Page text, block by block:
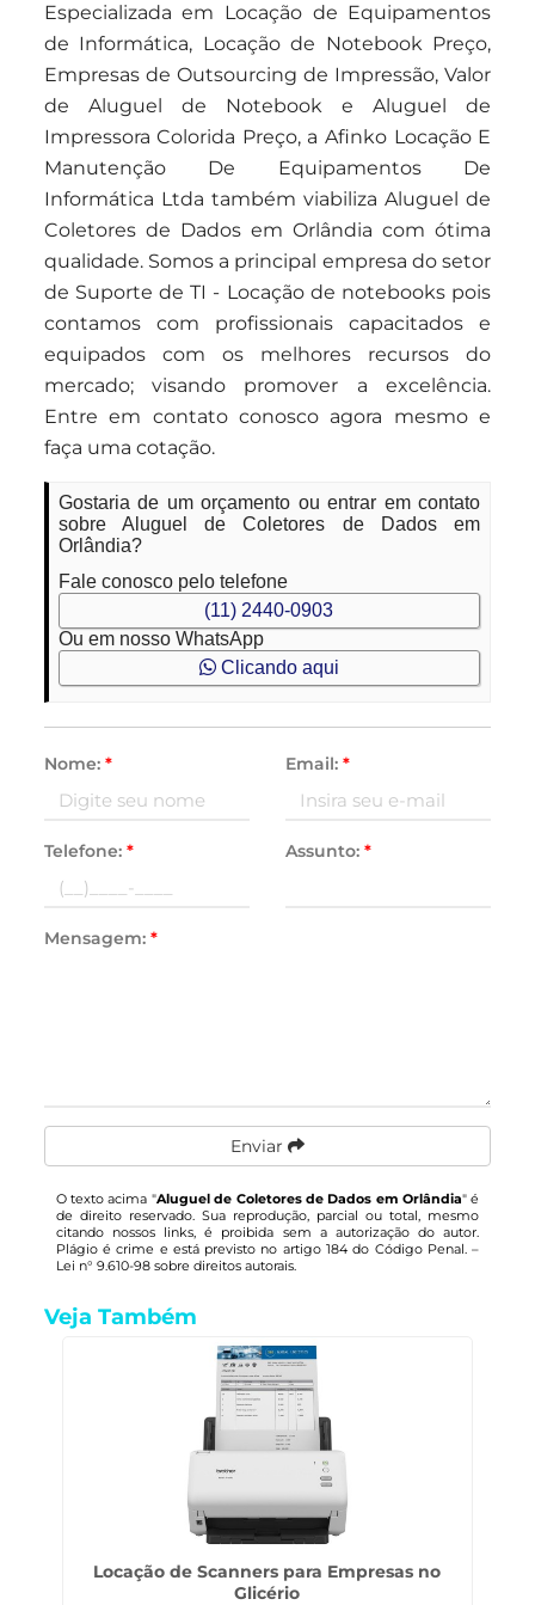
Especializada em Locação de Equipamentos
de Informática, Locação de Notebook Preço,
Empresas de Outsourcing de Impressão, Valor
de Aluguel de Notebook e Aluguel de
Impressora Colorida Preço, a Afinko Locação E
Manutenção De Equipamentos De
Informática Ltda também viabiliza Aluguel de
Coletores de Dados em Orlândia com ótima
qualidade. Somos a principal empresa do setor
de Suporte de TI - Locação de notebooks pois
contamos com profissionais capacitados e
equipados com os melhores recursos do
mercado; visando promover a excelência.
Entre em contato conosco agora mesmo e
faça uma cotação.
Gostaria de um orçamento ou entrar em contato
sobre Aluguel de Coletores de Dados em
Orlândia?
Fale conosco pelo telefone
(11) 2440-0903
Ou em nosso WhatsApp
Clicando aqui
Nome: * Email: *
Telefone: * Assunto: *
Mensagem: *
Enviar
O texto acima "Aluguel de Coletores de Dados em Orlândia" é
de direito reservado. Sua reprodução, parcial ou total, mesmo
citando nossos links, é proibida sem a autorização do autor.
Plágio é crime e está previsto no artigo 184 do Código Penal. –
Lei n° 9.610-98 sobre direitos autorais.
Veja Também
Locação de Scanners para Empresas no
Glicério